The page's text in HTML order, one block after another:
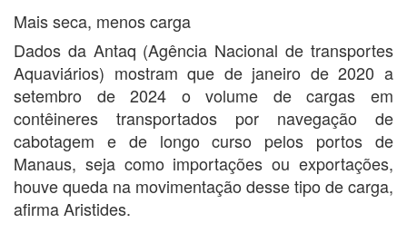
Mais seca, menos carga
Dados da Antaq (Agência Nacional de transportes
Aquaviários) mostram que de janeiro de 2020 a
setembro de 2024 o volume de cargas em
contêineres transportados por navegação de
cabotagem e de longo curso pelos portos de
Manaus, seja como importações ou exportações,
houve queda na movimentação desse tipo de carga,
afirma Aristides.